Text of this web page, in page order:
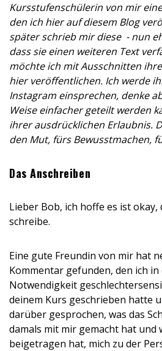
Kursstufenschülerin von mir
den ich hier auf diesem Blog
später schrieb mir diese - nun
dass sie einen weiteren Text
möchte ich mit Ausschnitten
hier veröffentlichen. Ich werde
Instagram einsprechen, denke
Weise einfacher geteilt werden
ihrer ausdrücklichen Erlaubnis.
den Mut, fürs Bewusstmachen,
Das Anschreiben
Lieber Bob, ich hoffe es ist okay,
schreibe.
Eine gute Freundin von mir hat
Kommentar gefunden, den ich in
Notwendigkeit
deinem Kurs geschrieben hatte
darüber gesprochen, was das
damals mit mir gemacht hat und
beigetragen hat, mich zu der